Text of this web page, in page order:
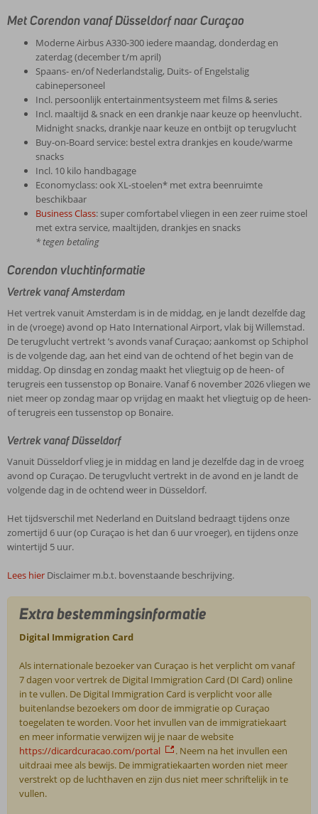
Met Corendon vanaf Düsseldorf naar Curaçao
Moderne Airbus A330-300 iedere maandag, donderdag en
zaterdag (december t/m april)
Spaans- en/of Nederlandstalig, Duits- of Engelstalig
cabinepersoneel
Incl. persoonlijk entertainmentsysteem met films & series
Incl. maaltijd & snack en een drankje naar keuze op heenvlucht.
Midnight snacks, drankje naar keuze en ontbijt op terugvlucht
Buy-on-Board service: bestel extra drankjes en koude/warme
snacks
Incl. 10 kilo handbagage
Economyclass: ook XL-stoelen* met extra beenruimte
beschikbaar
Business Class: super comfortabel vliegen in een zeer ruime stoel
met extra service, maaltijden, drankjes en snacks
* tegen betaling
Corendon vluchtinformatie
Vertrek vanaf Amsterdam
Het vertrek vanuit Amsterdam is in de middag, en je landt dezelfde dag
in de (vroege) avond op Hato International Airport, vlak bij Willemstad.
De terugvlucht vertrekt ’s avonds vanaf Curaçao; aankomst op Schiphol
is de volgende dag, aan het eind van de ochtend of het begin van de
middag. Op dinsdag en zondag maakt het vliegtuig op de heen- of
terugreis een tussenstop op Bonaire. Vanaf 6 november 2026 vliegen we
niet meer op zondag maar op vrijdag en maakt het vliegtuig op de heen-
of terugreis een tussenstop op Bonaire.
Vertrek vanaf Düsseldorf
Vanuit Düsseldorf vlieg je in middag en land je dezelfde dag in de vroeg
avond op Curaçao. De terugvlucht vertrekt in de avond en je landt de
volgende dag in de ochtend weer in Düsseldorf.
Het tijdsverschil met Nederland en Duitsland bedraagt tijdens onze
zomertijd 6 uur (op Curaçao is het dan 6 uur vroeger), en tijdens onze
wintertijd 5 uur.
Lees hier Disclaimer m.b.t. bovenstaande beschrijving.
Extra bestemmingsinformatie
Digital Immigration Card
Als internationale bezoeker van Curaçao is het verplicht om vanaf
7 dagen voor vertrek de Digital Immigration Card (DI Card) online
in te vullen. De Digital Immigration Card is verplicht voor alle
buitenlandse bezoekers om door de immigratie op Curaçao
toegelaten te worden. Voor het invullen van de immigratiekaart
en meer informatie verwijzen wij je naar de website
https://dicardcuracao.com/portal
. Neem na het invullen een
uitdraai mee als bewijs. De immigratiekaarten worden niet meer
verstrekt op de luchthaven en zijn dus niet meer schriftelijk in te
vullen.